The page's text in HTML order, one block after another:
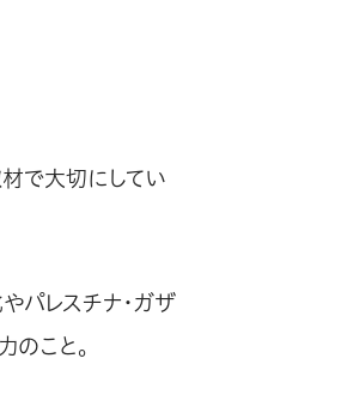
で大切にしてい
パレスチナ・ガザ
のこと。